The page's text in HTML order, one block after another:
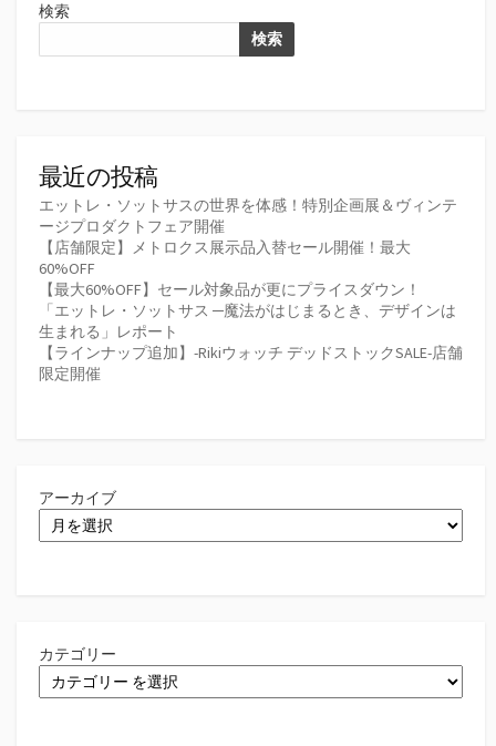
検索
検索
最近の投稿
エットレ・ソットサスの世界を体感！特別企画展＆ヴィンテ
ージプロダクトフェア開催
【店舗限定】メトロクス展示品入替セール開催！最大
60%OFF
【最大60%OFF】セール対象品が更にプライスダウン！
「エットレ・ソットサス ─魔法がはじまるとき、デザインは
生まれる」レポート
【ラインナップ追加】-Rikiウォッチ デッドストックSALE-店舗
限定開催
アーカイブ
カテゴリー